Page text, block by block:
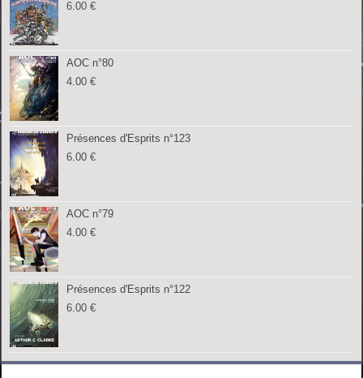
6.00€
AOC n°80
4.00€
Présences d'Esprits n°123
6.00€
AOC n°79
4.00€
Présences d'Esprits n°122
6.00€